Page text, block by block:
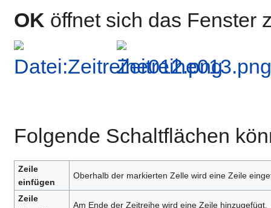
OK öffnet sich das Fenster
Folgende Schaltflächen
Zeile
einfügen
Oberhalb der markierten Zelle wird eine Zeile
Zeile
Am Ende der Zeitreihe wird eine Zeile hinzugefügt.